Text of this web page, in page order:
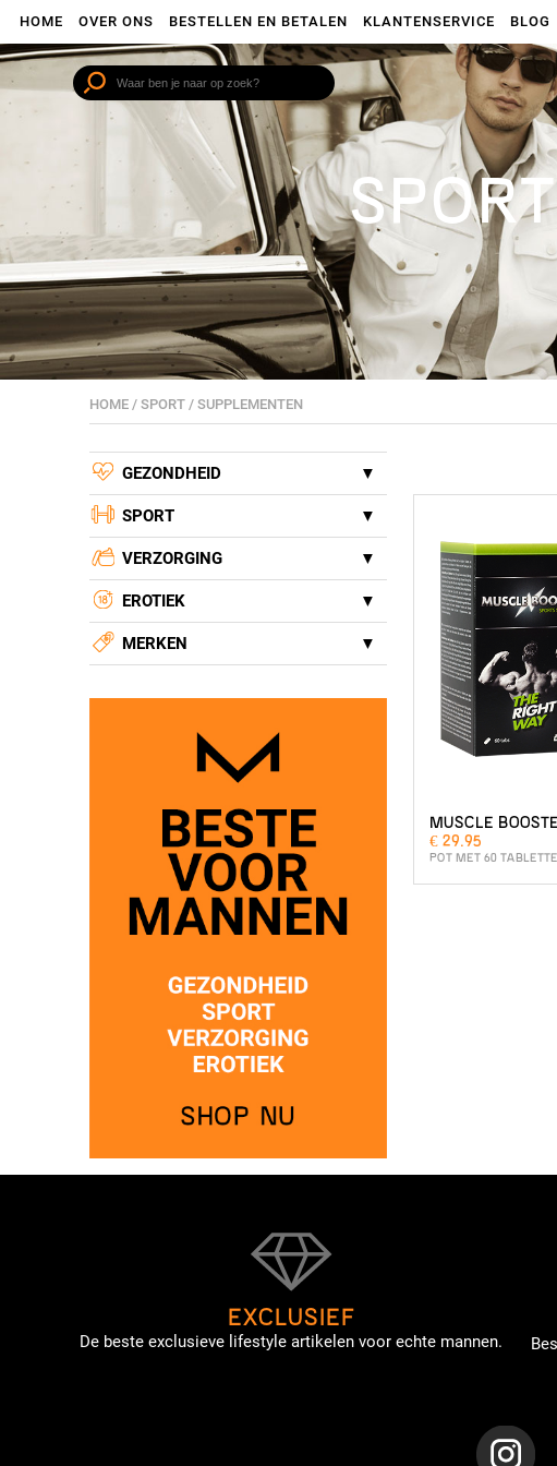
HOME OVER ONS BESTELLEN EN BETALEN KLANTENSERVICE BLOG
HOME /SPORT /SUPPLEMENTEN
GEZONDHEID
SPORT
VERZORGING
EROTIEK
MERKEN
MUSCLE
€ 29.95
POT MET 60
EXCLUSIEF
De beste exclusieve lifestyle artikelen voor echte mannen.